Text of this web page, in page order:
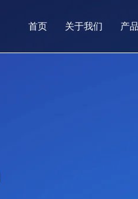
首页 关于我们 产